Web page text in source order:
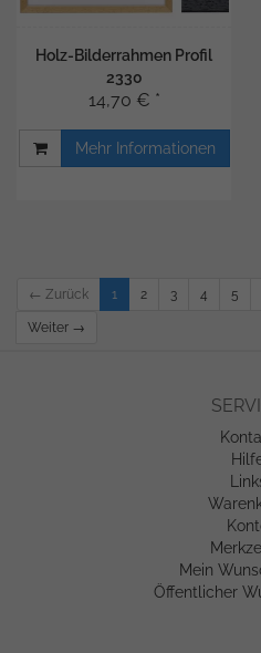
Holz-Bilderrahmen Profil
2330
14,70 € *
Mehr Informationen
← Zurück 1 2 3 4 5
Weiter →
Mein
Öffentlicher